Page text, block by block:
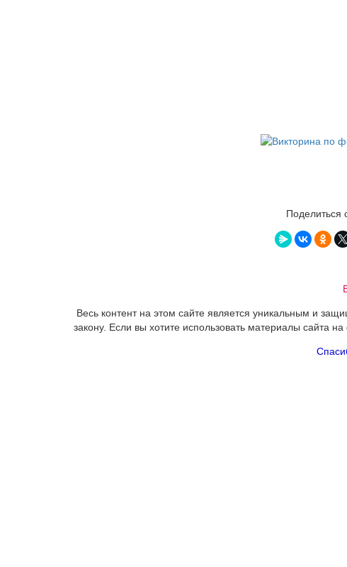
Поделиться
Весь контент на этом сайте является уникальным и
закону. Если вы хотите использовать материалы сайта